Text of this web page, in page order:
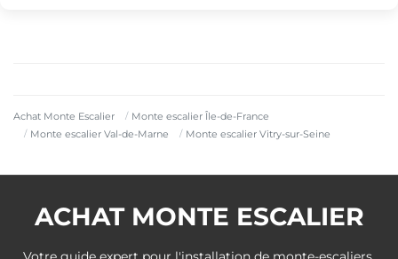
Achat Monte Escalier
Monte escalier Île-de-France
Monte escalier Val-de-Marne
Monte escalier Vitry-sur-Seine
ACHAT MONTE ESCALIER